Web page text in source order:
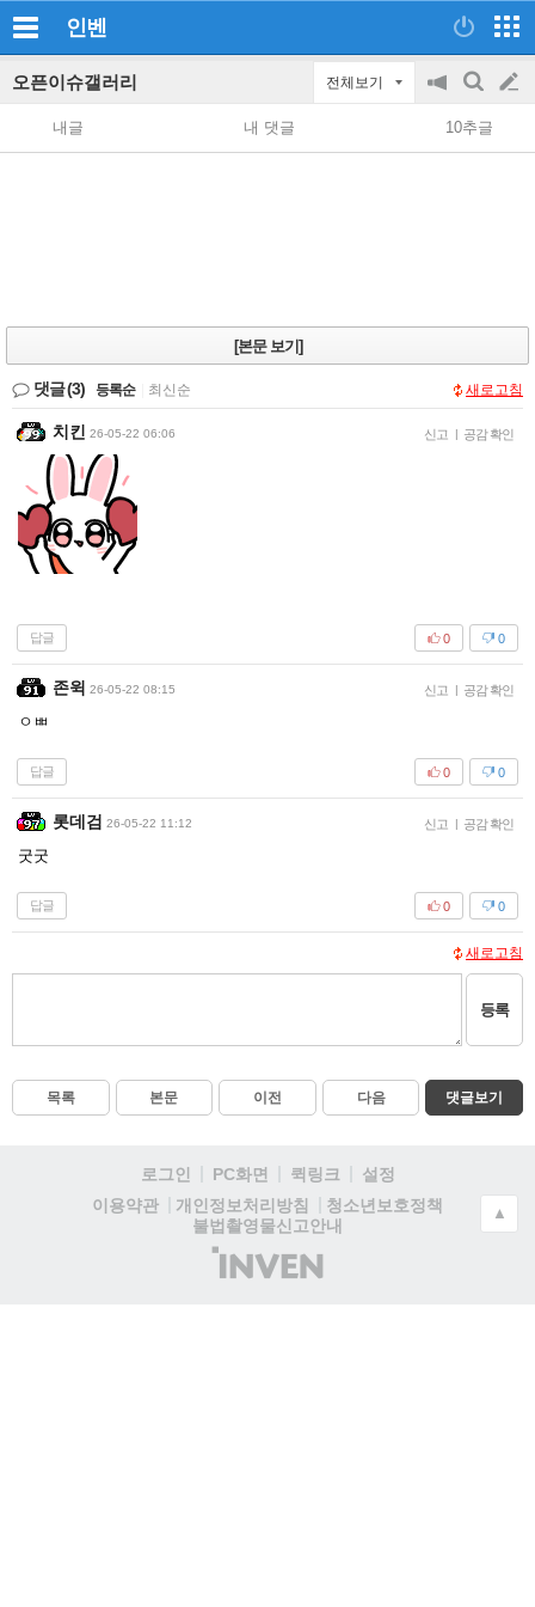
인벤
오픈이슈갤러리 전체보기
공
지
on/off
검
색
글
쓰
내글 내 댓글 10추글
[본문 보기]
댓글(3) 등록순 최신순 새로고침
치킨 26-05-22 06:06 신고 | 공감 확인
답글 0
0
존윅 26-05-22 08:15 신고 | 공감 확인
ㅇㅃ
답글 0
0
롯데검 26-05-22 11:12 신고 | 공감 확인
굿굿
답글 0
0
새로고침
등록
목록 본문 이전 다음 댓글보기
로그인 PC화면 퀵링크
설정
이용약관
개인정보처리방침
청소년보호정책
불법촬영물신고안내
(주)
인
▲